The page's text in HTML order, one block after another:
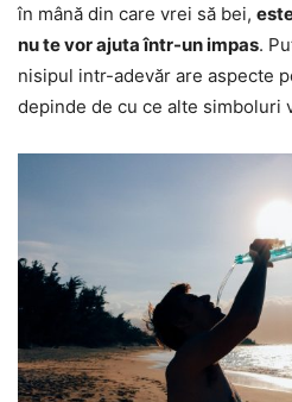
în mână din care vrei să bei,
nu te vor ajuta într-un impas.
nisipul intr-adevăr are aspecte
depinde de cu ce alte simboluri